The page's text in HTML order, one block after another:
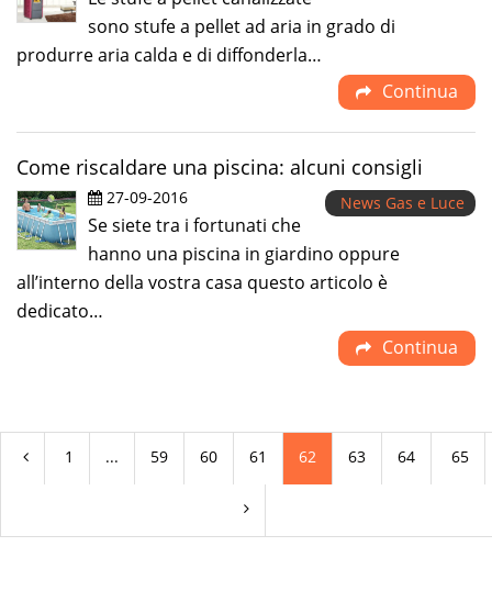
sono stufe a pellet ad aria in grado di
produrre aria calda e di diffonderla…
Continua
Come riscaldare una piscina: alcuni consigli
27-09-2016 News Gas e Luce
Se siete tra i fortunati che
hanno una piscina in giardino oppure
all’interno della vostra casa questo articolo è
dedicato…
Continua
1 ... 59 60 61 62 63 64 65